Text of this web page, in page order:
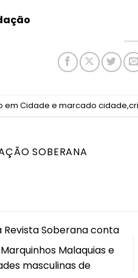
em Cidade e marcado cidade,
SOBERANA
Revista Soberana conta
Malaquias e
masculinas de